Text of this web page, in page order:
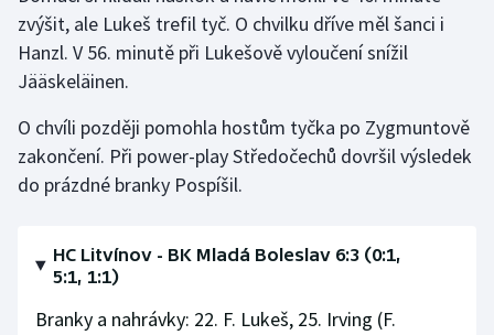
zvýšit, ale Lukeš trefil tyč. O chvilku dříve měl šanci i
Hanzl. V 56. minutě při Lukešově vyloučení snížil
Jääskeläinen.
O chvíli později pomohla hostům tyčka po Zygmuntově
zakončení. Při power-play Středočechů dovršil výsledek
do prázdné branky Pospíšil.
HC Litvínov - BK Mladá Boleslav 6:3 (0:1,
5:1, 1:1)
Branky a nahrávky: 22. F. Lukeš, 25. Irving (F.